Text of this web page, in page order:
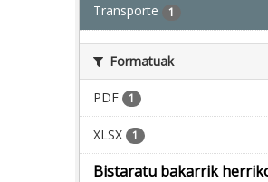
Transporte 1
Formatuak
PDF 1
XLSX 1
Bistaratu bakarrik